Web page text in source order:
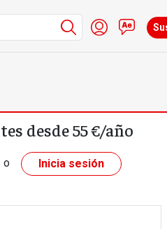
Menú de
Iniciar
desde 55 €/año
o Inicia sesión